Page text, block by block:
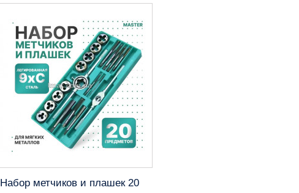
Набор метчиков и плашек 20